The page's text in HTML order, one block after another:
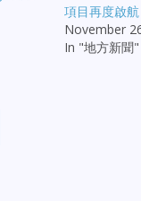
項目再度啟航
November
In "地方新聞"